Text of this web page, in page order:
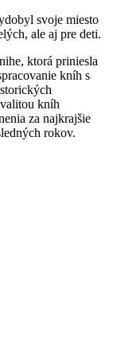
svoje miesto
ale aj pre deti.
ktorá priniesla
kníh s
kníh
za najkrajšie
rokov.